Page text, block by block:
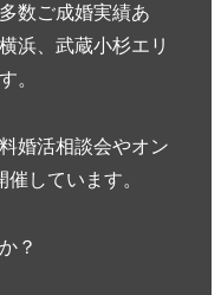
数ご成婚実績あ
浜、武蔵小杉エリ
。
婚活相談会やオン
しています。
？